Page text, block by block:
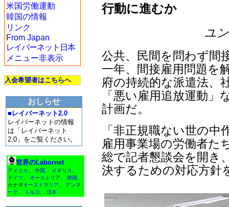
米国労働運動
韓国の情報
リンク
From Japan
レイバーネット日本
メニュー非表示
入会希望者はこちらへ
おしらせ
■レイバーネット2.0
レイバーネットの情報
は「レイバーネット
2.0」をご覧ください。
世界のLabornet
アメリカ 中国 イギリス
ドイツ
オーストリア 韓国
カナダオーストラリア
デンマ
ーク
トルコ 日本
行動に進むか
ユ
公共、民間を問わず間
一年、間接雇用問題を
府の持続的な派遣法、
「悪い雇用追放運動
計画だ。
「非正規職ない世の
雇用事業場の労働者た
総で記者懇談会を開き
決するための対応方針